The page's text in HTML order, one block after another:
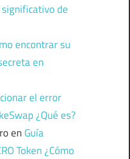
de
encontrar su
en
el error
¿Qué es?
en Guía
Token ¿Cómo